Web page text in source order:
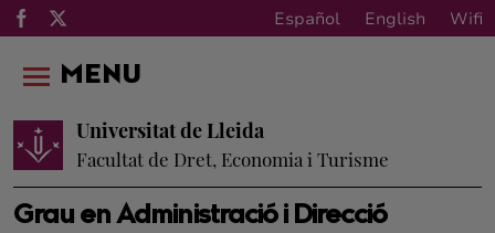
Español English Wifi
Grau en Administració i Direcció
Universitat de Lleida
Facultat de Dret, Economia i Turisme
MENU